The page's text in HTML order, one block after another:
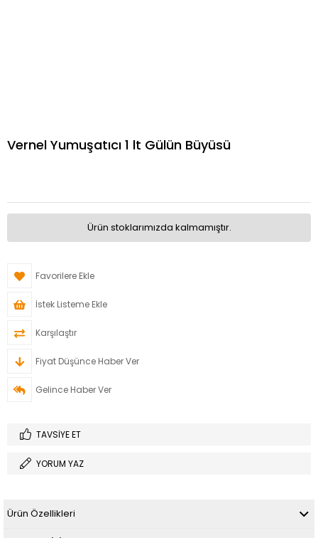
Vernel Yumuşatıcı 1 lt Gülün Büyüsü
Ürün stoklarımızda kalmamıştır.
Favorilere Ekle
İstek Listeme Ekle
Karşılaştır
Fiyat Düşünce Haber Ver
Gelince Haber Ver
TAVSIYE ET
YORUM YAZ
Ürün Özellikleri